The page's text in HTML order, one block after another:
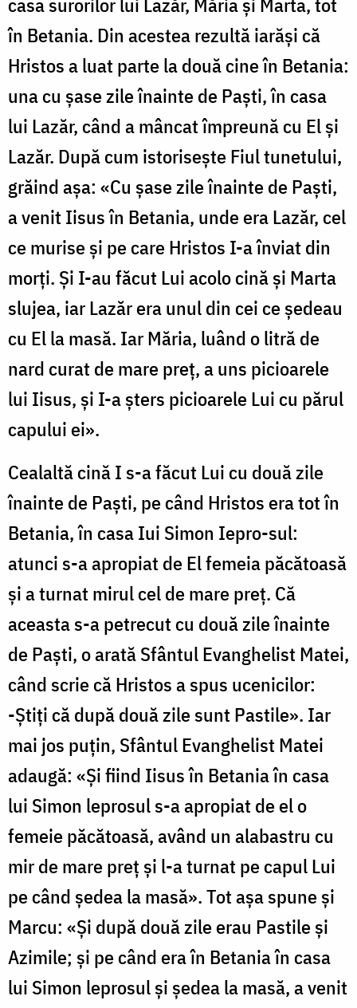
în Betania. Din acestea rezultă iarăși că
Hristos a luat parte la două cine în Betania:
una cu șase zile înainte de Paști, în casa
lui Lazăr, când a mâncat împreună cu El și
Lazăr. După cum istorisește Fiul tunetului,
grăind așa: «Cu șase zile înainte de Paști,
a venit Iisus în Betania, unde era Lazăr, cel
ce murise și pe care Hristos I-a înviat din
morți. Și I-au făcut Lui acolo cină și Marta
slujea, iar Lazăr era unul din cei ce ședeau
cu El la masă. Iar Măria, luând o litră de
nard curat de mare preț, a uns picioarele
lui Iisus, și I-a șters picioarele Lui cu părul
capului ei».
Cealaltă cină I s-a făcut Lui cu două zile
înainte de Paști, pe când Hristos era tot în
Betania, în casa Iui Simon Iepro-sul:
atunci s-a apropiat de El femeia păcătoasă
și a turnat mirul cel de mare preț. Că
aceasta s-a petrecut cu două zile înainte
de Paști, o arată Sfântul Evanghelist Matei,
când scrie că Hristos a spus ucenicilor:
-Știți că după două zile sunt Pastile». Iar
mai jos puțin, Sfântul Evanghelist Matei
adaugă: «Și fiind Iisus în Betania în casa
lui Simon leprosul s-a apropiat de el o
femeie păcătoasă, având un alabastru cu
mir de mare preț și l-a turnat pe capul Lui
pe când ședea la masă». Tot așa spune și
Marcu: «Și după două zile erau Pastile și
Azimile; și pe când era în Betania în casa
lui Simon leprosul și ședea la masă, a venit